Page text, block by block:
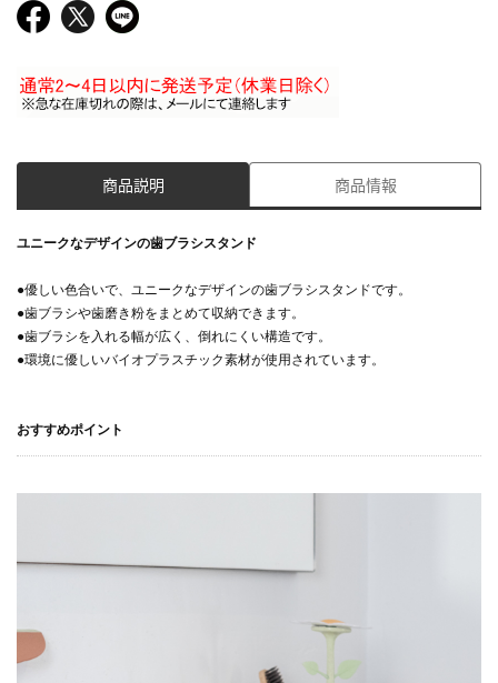
商品説明 商品情報
ユニークなデザインの歯ブラシスタンド
●優しい色合いで、ユニークなデザインの歯ブラシスタンドです。
●歯ブラシや歯磨き粉をまとめて収納できます。
●歯ブラシを入れる幅が広く、倒れにくい構造です。
●環境に優しいバイオプラスチック素材が使用されています。
おすすめポイント